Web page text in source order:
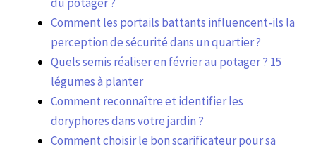
Comment les portails battants influencent-ils la
perception de sécurité dans un quartier ?
Quels semis réaliser en février au potager ? 15
légumes à planter
Comment reconnaître et identifier les
doryphores dans votre jardin ?
Comment choisir le bon scarificateur pour sa